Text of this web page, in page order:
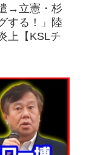
→立憲・杉
する！」陸
上【KSLチ